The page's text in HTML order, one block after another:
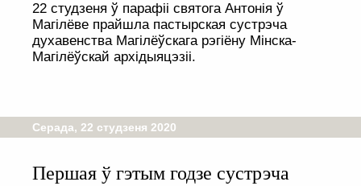
22 студзеня ў парафіі святога Антонія ў
Магілёве прайшла пастырская сустрэча
духавенства Магілёўскага рэгіёну Мінска-
Магілёўскай архідыяцэзіі.
Серада, 22 студзеня 2020
Першая ў гэтым годзе сустрэча